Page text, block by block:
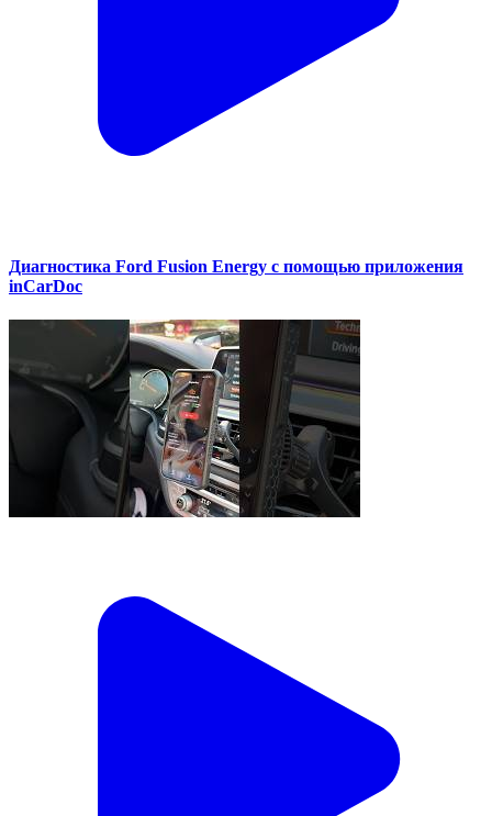
Диагностика Ford Fusion Energy с помощью приложения
inCarDoc